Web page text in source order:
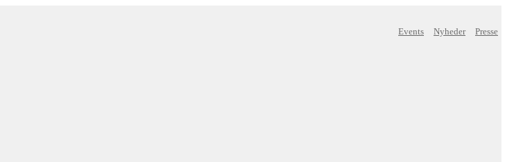
Events Nyheder Presse